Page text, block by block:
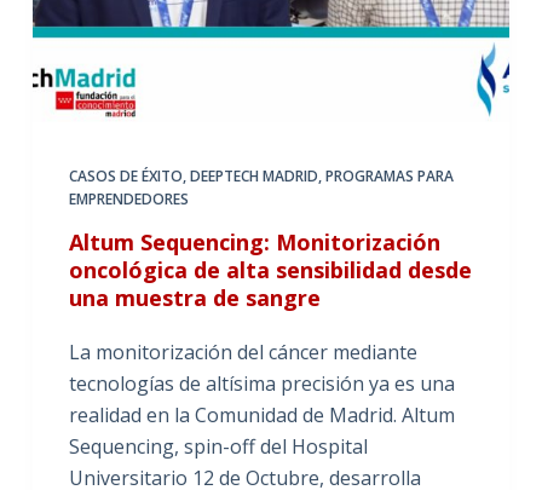
CASOS DE ÉXITO,DEEPTECH MADRID,PROGRAMAS PARA
EMPRENDEDORES
Altum Sequencing: Monitorización
oncológica de alta sensibilidad desde
una muestra de sangre
La monitorización del cáncer mediante
tecnologías de altísima precisión ya es una
realidad en la Comunidad de Madrid. Altum
Sequencing, spin-off del Hospital
Universitario 12 de Octubre, desarrolla